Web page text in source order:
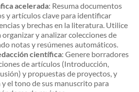
acelerada: Resuma documentos
y artículos clave para identificar
y brechas en la literatura. Utilice
y analizar colecciones de
notas y resúmenes automáticos.
científica: Genere borradores
de artículos (Introducción,
y propuestas de proyectos, y
el tono de sus manuscrito para